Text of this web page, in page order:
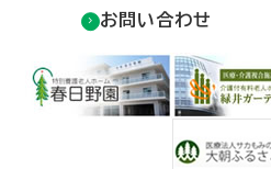
お問い合わせ